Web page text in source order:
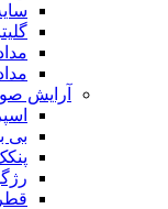
آرایش
بی